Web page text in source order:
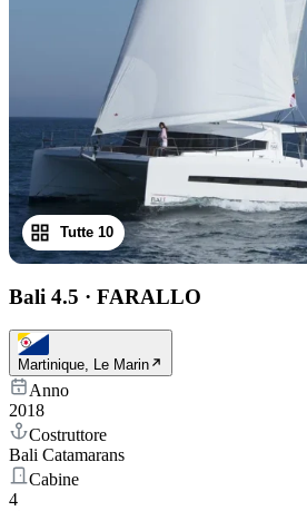
Tutte 10
Bali 4.5 · FARALLO
Martinique, Le Marin
Anno
2018
Costruttore
Bali Catamarans
Cabine
4